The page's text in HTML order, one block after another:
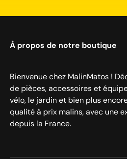
À propos de notre boutique
Bienvenue chez MalinMatos !
de pièces, accessoires et
vélo, le jardin et bien plus
qualité à prix malins, avec une
depuis la France.